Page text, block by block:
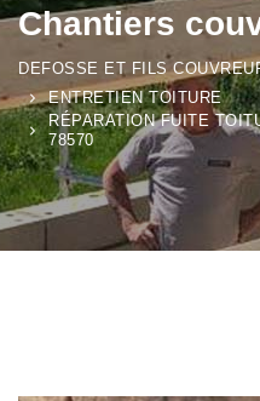
Chantiers
DEFOSSE ET FILS
ENTRETIEN TOITURE
RÉPARATION FUITE
78570